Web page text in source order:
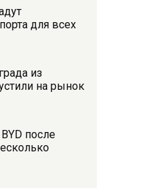
для всех
из
на рынок
после